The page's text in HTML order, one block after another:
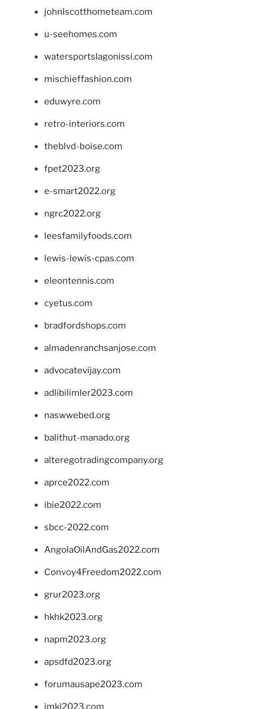
johnlscotthometeam.com
u-seehomes.com
watersportslagonissi.com
mischieffashion.com
eduwyre.com
retro-interiors.com
theblvd-boise.com
fpet2023.org
e-smart2022.org
ngrc2022.org
leesfamilyfoods.com
lewis-lewis-cpas.com
eleontennis.com
cyetus.com
bradfordshops.com
almadenranchsanjose.com
advocatevijay.com
adlibilimler2023.com
naswwebed.org
balithut-manado.org
alteregotradingcompany.org
aprce2022.com
ibie2022.com
sbcc-2022.com
AngolaOilAndGas2022.com
Convoy4Freedom2022.com
grur2023.org
hkhk2023.org
napm2023.org
apsdfd2023.org
forumausape2023.com
imkl2023.com